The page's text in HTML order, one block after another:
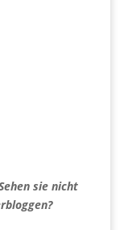
sie nicht